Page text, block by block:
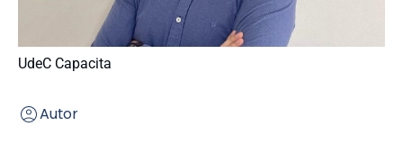
UdeC Capacita
Autor